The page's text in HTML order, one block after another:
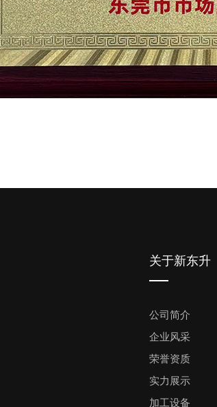
关于新东升
公司简介
企业风采
荣誉资质
实力展示
加工设备